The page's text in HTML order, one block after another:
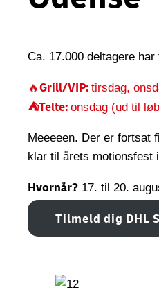
Ca. 17.000 deltagere
🔥Grill/VIP: tirsdag,
⛺Telte: onsdag (ud til
Meeeeen. Der er fortsat
klar til årets motionsfest
Hvornår? 17. til 20.
Tilmeld dig DHL